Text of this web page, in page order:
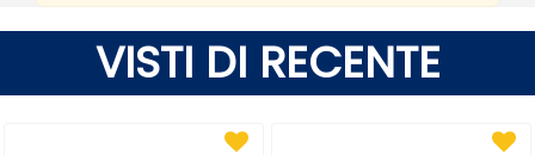
VISTI DI RECENTE